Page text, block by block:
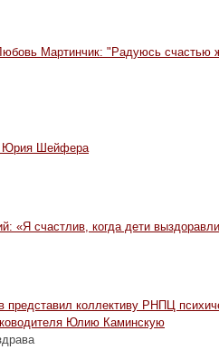
Мартинчик: "Радуюсь счастью
Юрия Шейфера
«Я счастлив, когда дети
представил коллективу РНПЦ
Юлию Каминскую